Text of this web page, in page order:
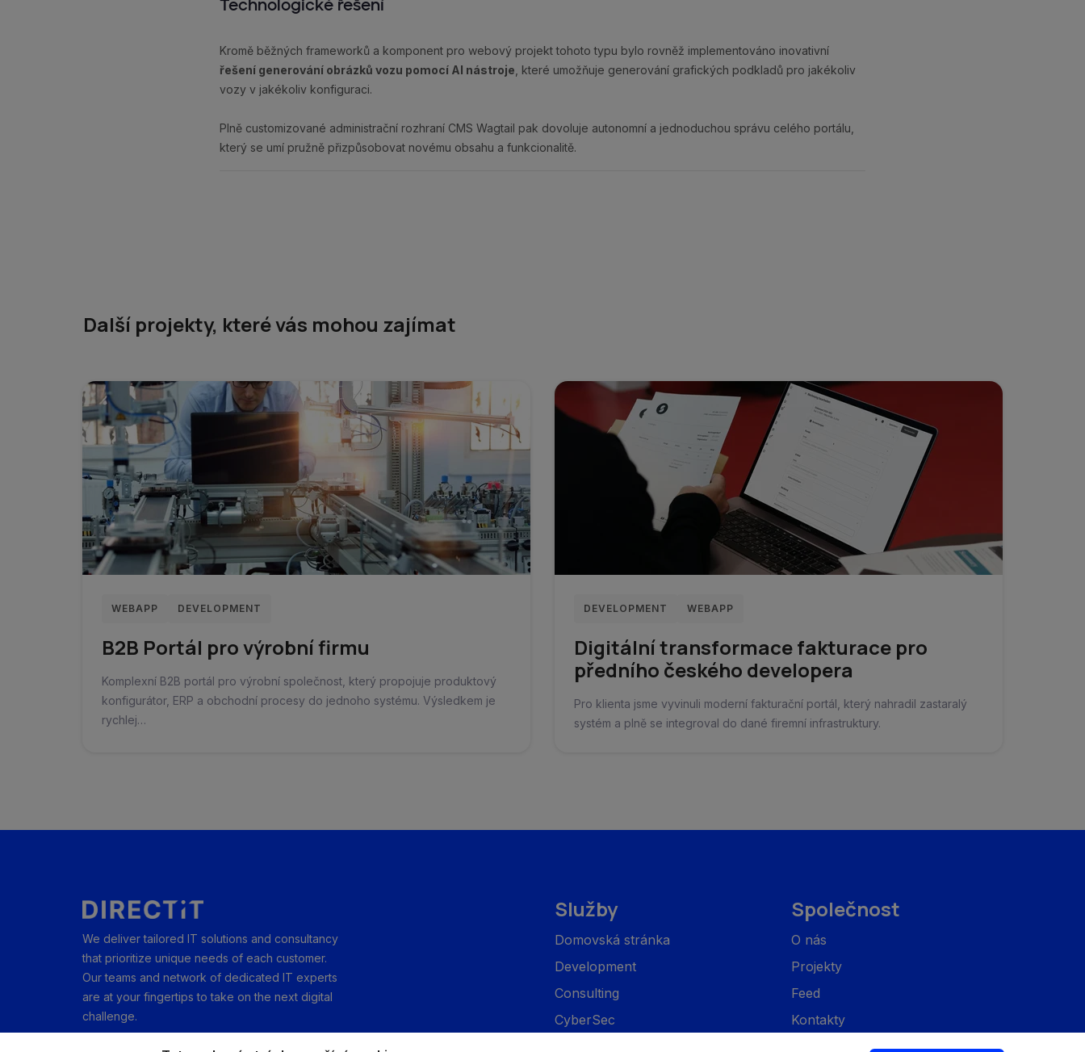
Technologické řešení
Kromě běžných frameworků a komponent pro webový projekt tohoto typu bylo rovněž implementováno inovativní
řešení generování obrázků vozu pomocí AI nástroje , které umožňuje generování grafických podkladů pro jakékoliv
vozy v jakékoliv konfiguraci.
Plně customizované administrační rozhraní CMS Wagtail pak dovoluje autonomní a jednoduchou správu celého portálu,
který se umí pružně přizpůsobovat novému obsahu a funkcionalitě.
Další projekty, které vás mohou zajímat
WEBAPP DEVELOPMENT
B2B Portál pro výrobní firmu
Komplexní B2B portál pro výrobní společnost, který propojuje produktový
konfigurátor, ERP a obchodní procesy do jednoho systému. Výsledkem je
rychlej…
DEVELOPMENT WEBAPP
Digitální transformace fakturace pro
předního českého developera
Pro klienta jsme vyvinuli moderní fakturační portál, který nahradil zastaralý
systém a plně se integroval do dané firemní infrastruktury.
We deliver tailored IT solutions and consultancy
that prioritize unique needs of each customer.
Our teams and network of dedicated IT experts
are at your fingertips to take on the next digital
challenge.
Služby
Domovská stránka
Development
Consulting
CyberSec
Společnost
O nás
Projekty
Feed
Kontakty
Zásady ochrany osobních údajů